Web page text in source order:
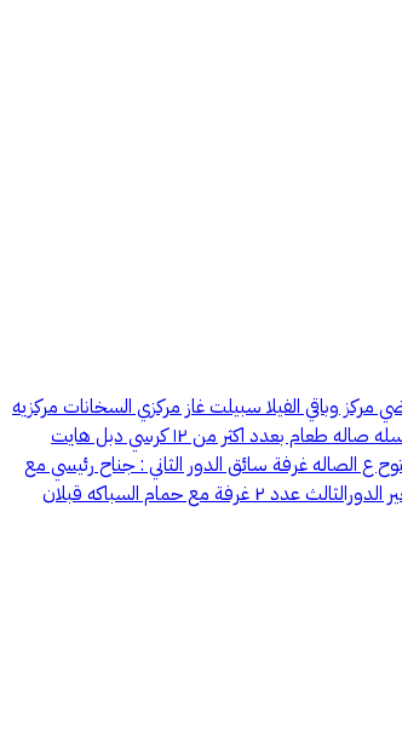
فلين . التكييف الدور الارضي مركز وباقي الفيلا سبيلت غاز مركزي السخانات مركزيه
القبو بداخله مسبح مع غرفه للمضخه ودورة مياه وغرفه للشاور ودورة مياه. الدور الارضي : مجلسين رجال مفتوحه على بعض عدد ثلاث مغاسل رجال دورة مياه بداخلها مغسله صاله طعام بعدد اكثر من ١٢ كرسي دبل هايت
مطبخ او اوفيس مفتوح ع الصاله غرفة سائق الدور الثاني : جناح رئيسي مع
صاله للدواليب عدد ثنين غرفه بداخلها غرفه اضافيه للدواليب حمام بداخله جاكوزي عدد ٣ غرف بداخلها حمام وغرف دولاليب غرفه مستقله صاله وغرفة غسيل ومطبخ صغير الدورالثالث عدد ٢ غرفة مع حمام السباكه قبلان